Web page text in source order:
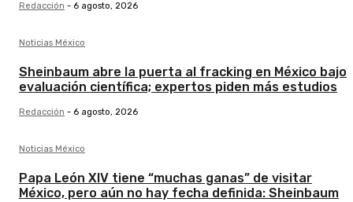
Redacción - 6 agosto, 2026
Noticias México
Sheinbaum abre la puerta al fracking en México bajo
evaluación científica; expertos piden más estudios
Redacción - 6 agosto, 2026
Noticias México
Papa León XIV tiene “muchas ganas” de visitar
México, pero aún no hay fecha definida: Sheinbaum